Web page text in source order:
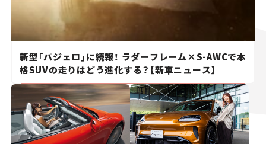
新型「パジェロ」に続報！ ラダーフレーム×S-AWCで本
格SUVの走りはどう進化する？【新車ニュース】